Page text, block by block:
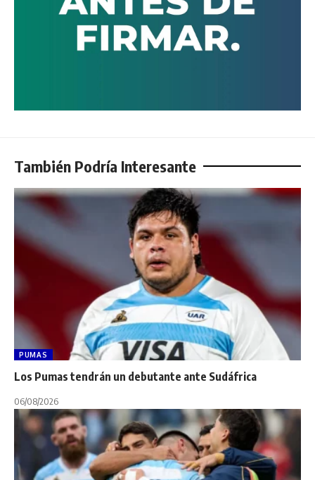
También Podría Interesante
PUMAS
Los Pumas tendrán un debutante ante Sudáfrica
06/08/2026